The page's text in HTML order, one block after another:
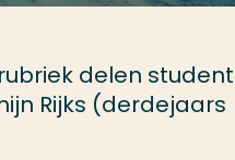
delen
Rijks (derdejaars